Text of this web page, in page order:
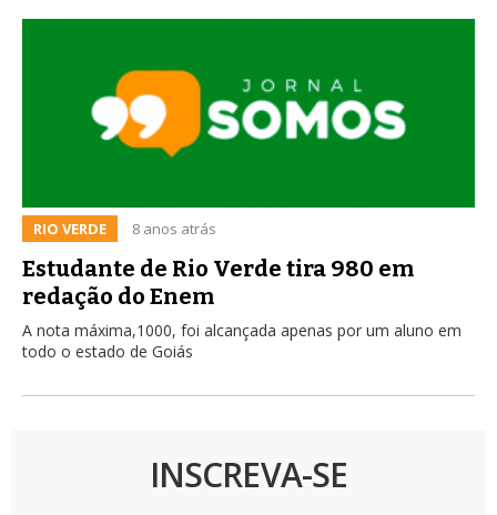
RIO VERDE 8 anos atrás
Estudante de Rio Verde tira 980 em
redação do Enem
A nota máxima,1000, foi alcançada apenas por um aluno em
todo o estado de Goiás
INSCREVA-SE